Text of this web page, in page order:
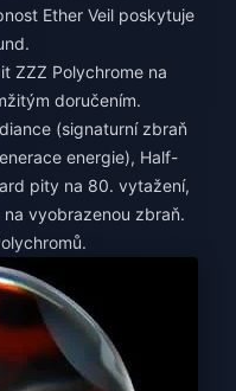
Ether Veil poskytuje
ZZZ Polychrome na
doručením.
(signaturní zbraň
energie), Half-
pity na 80. vytažení,
na vyobrazenou zbraň.